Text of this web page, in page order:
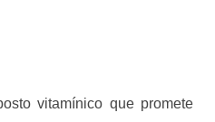
vitamínico que promete